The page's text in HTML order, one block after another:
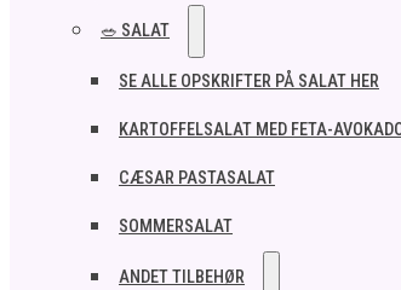
🥗 SALAT
SE ALLE OPSKRIFTER PÅ SALAT HER
KARTOFFELSALAT MED FETA-
CÆSAR PASTASALAT
SOMMERSALAT
ANDET TILBEHØR